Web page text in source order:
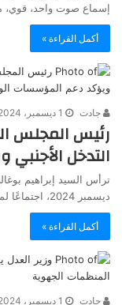
إسماع صوت واحد،
أكمل القراءة »
جادت 1 ديسمبر، 2024
رئيس المجلس
التدخل
ديسمبر 2024، اجتماعًا لمكتب المجلس، حيث ألقى كلمة تناولت…
أكمل القراءة »
جادت 1 ديسمبر، 2024